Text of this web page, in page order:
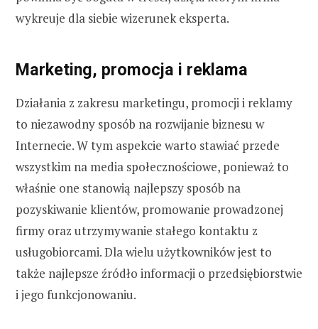
wykreuje dla siebie wizerunek eksperta.
Marketing, promocja i reklama
Działania z zakresu marketingu, promocji i reklamy
to niezawodny sposób na rozwijanie biznesu w
Internecie. W tym aspekcie warto stawiać przede
wszystkim na media społecznościowe, ponieważ to
właśnie one stanowią najlepszy sposób na
pozyskiwanie klientów, promowanie prowadzonej
firmy oraz utrzymywanie stałego kontaktu z
usługobiorcami. Dla wielu użytkowników jest to
także najlepsze źródło informacji o przedsiębiorstwie
i jego funkcjonowaniu.